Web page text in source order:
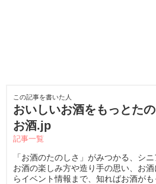
この記事を書いた人
おいしいお酒をもっとた
お酒.jp
記事一覧
「お酒のたのしさ」がみつかる、シ
お酒の楽しみ方や造り手の思い、お
らイベント情報まで、知ればお酒が